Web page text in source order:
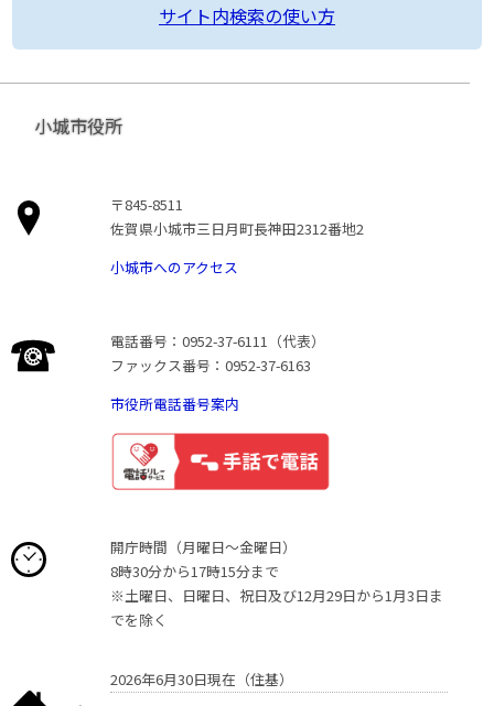
サイト内検索の使い方
小城市役所
〒845-8511
佐賀県小城市三日月町長神田2312番地2
小城市へのアクセス
電話番号：0952-37-6111（代表）
ファックス番号：0952-37-6163
市役所電話番号案内
開庁時間（月曜日〜金曜日）
8時30分から17時15分まで
※土曜日、日曜日、祝日及び12月29日から1月3日ま
でを除く
2026年6月30日現在（住基）